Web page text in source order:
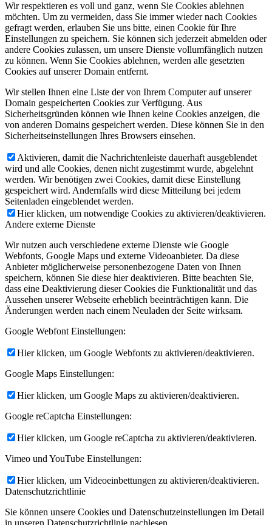
Wir respektieren es voll und ganz, wenn Sie Cookies ablehnen
möchten. Um zu vermeiden, dass Sie immer wieder nach Cookies
gefragt werden, erlauben Sie uns bitte, einen Cookie für Ihre
Einstellungen zu speichern. Sie können sich jederzeit abmelden oder
andere Cookies zulassen, um unsere Dienste vollumfänglich nutzen
zu können. Wenn Sie Cookies ablehnen, werden alle gesetzten
Cookies auf unserer Domain entfernt.
Wir stellen Ihnen eine Liste der von Ihrem Computer auf unserer
Domain gespeicherten Cookies zur Verfügung. Aus
Sicherheitsgründen können wie Ihnen keine Cookies anzeigen, die
von anderen Domains gespeichert werden. Diese können Sie in den
Sicherheitseinstellungen Ihres Browsers einsehen.
Aktivieren, damit die Nachrichtenleiste dauerhaft ausgeblendet
wird und alle Cookies, denen nicht zugestimmt wurde, abgelehnt
werden. Wir benötigen zwei Cookies, damit diese Einstellung
gespeichert wird. Andernfalls wird diese Mitteilung bei jedem
Seitenladen eingeblendet werden.
Hier klicken, um notwendige Cookies zu aktivieren/deaktivieren.
Andere externe Dienste
Wir nutzen auch verschiedene externe Dienste wie Google
Webfonts, Google Maps und externe Videoanbieter. Da diese
Anbieter möglicherweise personenbezogene Daten von Ihnen
speichern, können Sie diese hier deaktivieren. Bitte beachten Sie,
dass eine Deaktivierung dieser Cookies die Funktionalität und das
Aussehen unserer Webseite erheblich beeinträchtigen kann. Die
Änderungen werden nach einem Neuladen der Seite wirksam.
Google Webfont Einstellungen:
Hier klicken, um Google Webfonts zu aktivieren/deaktivieren.
Google Maps Einstellungen:
Hier klicken, um Google Maps zu aktivieren/deaktivieren.
Google reCaptcha Einstellungen:
Hier klicken, um Google reCaptcha zu aktivieren/deaktivieren.
Vimeo und YouTube Einstellungen:
Hier klicken, um Videoeinbettungen zu aktivieren/deaktivieren.
Datenschutzrichtlinie
Sie können unsere Cookies und Datenschutzeinstellungen im Detail
in unseren Datenschutzrichtlinie nachlesen.